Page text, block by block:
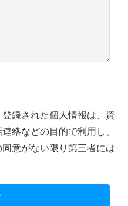
録された個人情報は、資
絡などの目的で利用し、
意がない限り第三者には